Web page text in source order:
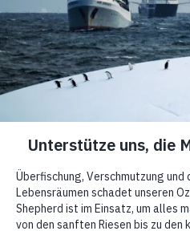
Operation
Defense 2026
Sea
kehrt